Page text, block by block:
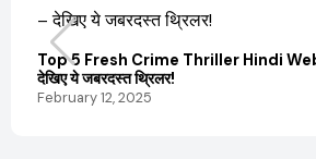
Top 5 Fresh Crime Thriller Hindi
देखिए ये जबरदस्त थ्रिलर!
February 12, 2025